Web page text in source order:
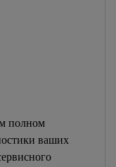
полном
ваших